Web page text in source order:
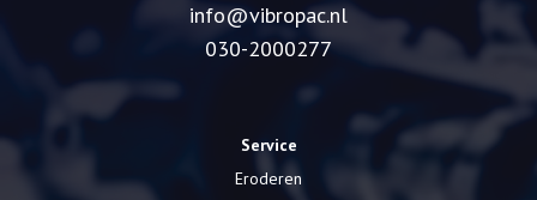
info@vibropac.nl
030-2000277
Service
Eroderen